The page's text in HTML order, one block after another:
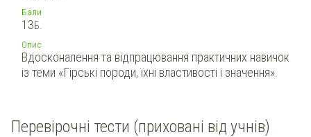
Бали
13Б.
Опис
Вдосконалення та відпрацювання практичних навичок
із теми «Гірські породи, їхні властивості і значення».
Перевірочні тести (приховані від учнів)